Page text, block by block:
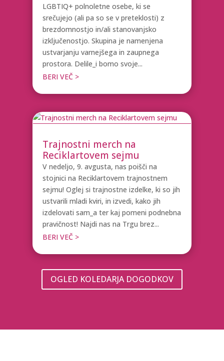
LGBTIQ+ polnoletne osebe, ki se
srečujejo (ali pa so se v preteklosti) z
brezdomnostjo in/ali stanovanjsko
izključenostjo. Skupina je namenjena
ustvarjanju varnejšega in zaupnega
prostora. Delile_i bomo svoje...
BERI VEČ >
Trajnostni merch na
Reciklartovem sejmu
V nedeljo, 9. avgusta, nas poišči na
stojnici na Reciklartovem trajnostnem
sejmu! Oglej si trajnostne izdelke, ki so jih
ustvarili mladi kviri, in izvedi, kako jih
izdelovati sam_a ter kaj pomeni podnebna
pravičnost! Najdi nas na Trgu brez...
BERI VEČ >
OGLED KOLEDARJA DOGODKOV